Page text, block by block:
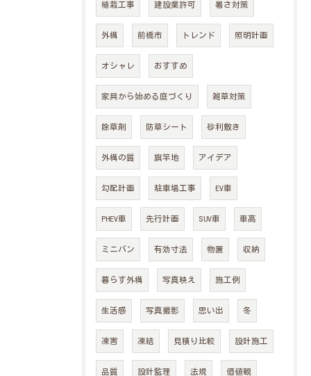
植栽工事 建設業許可 暑さ対策
外構 前橋市 トレンド 照明計画
オシャレ おすすめ
家具から始める庭づくり 雑草対策
除草剤 防草シート 砂利敷き
外構の質 旗竿地 アイデア
勾配計画 駐車場工事 EV車
PHEV車 先行計画 SUV車 車高
ミニバン 有効寸法 物置 収納
暮らす外構 写真映え 施工例
生活感 写真撮影 思い出 冬
凍害 凍結 見積り比較 設計施工
品質 設計監理 法規 価値観